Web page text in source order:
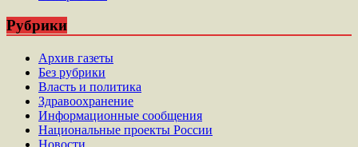
Рубрики
Архив газеты
Без рубрики
Власть и политика
Здравоохранение
Информационные сообщения
Национальные проекты России
Новости